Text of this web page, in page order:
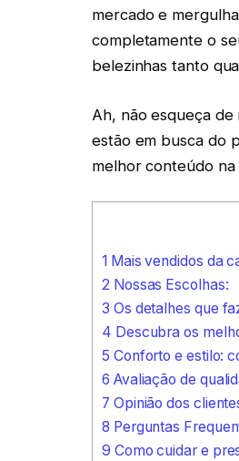
mercado e
completamente o
belezinhas tanto
Ah, não esqueça
estão em busca do
melhor conteúdo
1 Mais vendidos da
2 Nossas Escolhas:
3 Os detalhes que
4 Descubra os
5 Conforto e estilo:
6 Avaliação de
7 Opinião dos
8 Perguntas
9 Como cuidar e